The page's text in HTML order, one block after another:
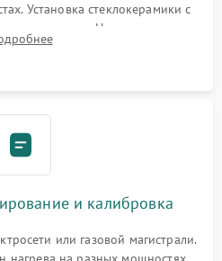
Установка стеклокерамики с
зазоров. Нанесение
или укладка уплотнительной
и калибровка
или газовой магистрали.